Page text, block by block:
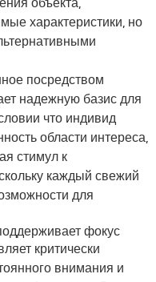
характеристики, но
посредством
надежную базис для
что индивид
области интереса,
стимул к
каждый свежий
для
фокус
критически
внимания и